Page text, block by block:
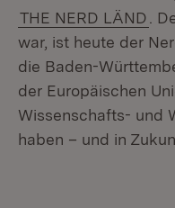
THE NERD LÄND
.
war, ist heute der
die Baden-
der Europäischen
Wissenschafts- und
haben – und in